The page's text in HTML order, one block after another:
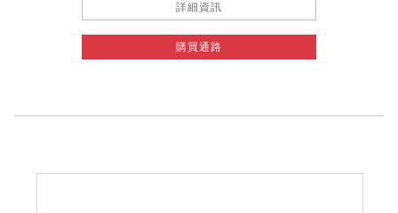
詳細資訊
購買通路